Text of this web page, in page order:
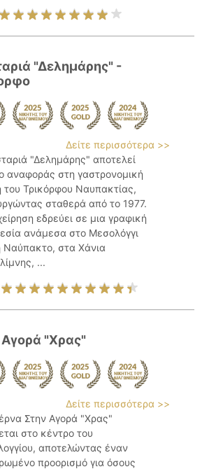
"Δελημάρης" -
Δείτε περισσότερα >>
"Δελημάρης" αποτελεί
αναφοράς στη γαστρονομική
του Τρικόρφου Ναυπακτίας,
σταθερά από το 1977.
εδρεύει σε μια γραφική
ανάμεσα στο Μεσολόγγι
Ναύπακτο, στα Χάνια
...
Αγορά "Χρας"
Δείτε περισσότερα >>
Στην Αγορά "Χρας"
στο κέντρο του
αποτελώντας έναν
προορισμό για όσους